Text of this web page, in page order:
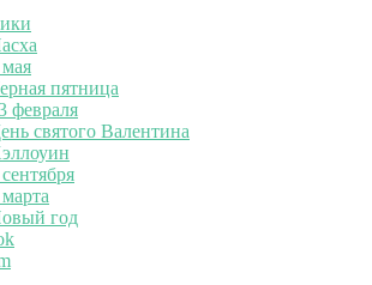
пятница
февраля
святого Валентина
год